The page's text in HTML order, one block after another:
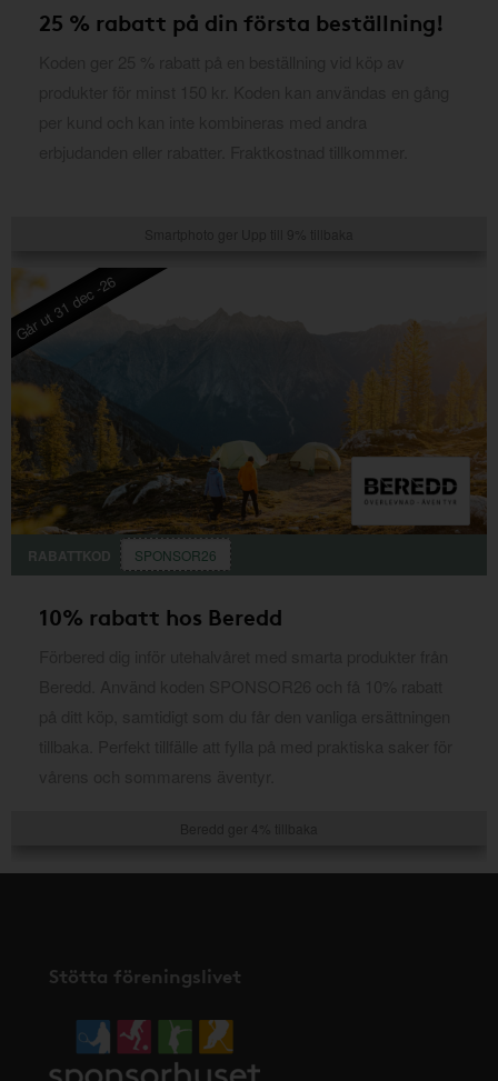
25 % rabatt på din första beställning!
Går ut 31 dec -26
RABATTKOD SPONSOR26
10% rabatt hos Beredd
Stötta föreningslivet